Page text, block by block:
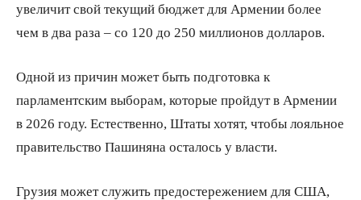
увеличит свой текущий бюджет для Армении более
чем в два раза – со 120 до 250 миллионов долларов.
Одной из причин может быть подготовка к
парламентским выборам, которые пройдут в Армении
в 2026 году. Естественно, Штаты хотят, чтобы лояльное
правительство Пашиняна осталось у власти.
Грузия может служить предостережением для США,